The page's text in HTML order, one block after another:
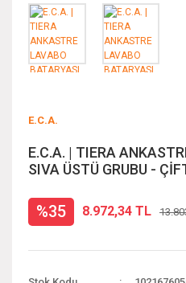
E.C.A.
E.C.A. | TIERA
SIVA ÜSTÜ GRUBU -
%35 8.972,34 TL